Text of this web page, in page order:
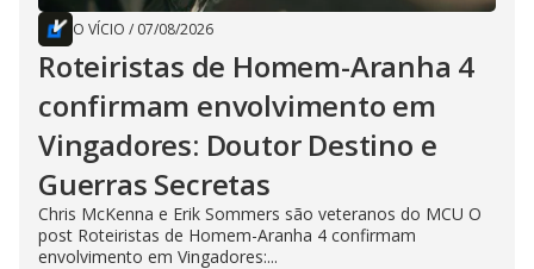
O VÍCIO / 07/08/2026
Roteiristas de Homem-Aranha 4
confirmam envolvimento em
Vingadores: Doutor Destino e
Guerras Secretas
Chris McKenna e Erik Sommers são veteranos do MCU O
post Roteiristas de Homem-Aranha 4 confirmam
envolvimento em Vingadores:...